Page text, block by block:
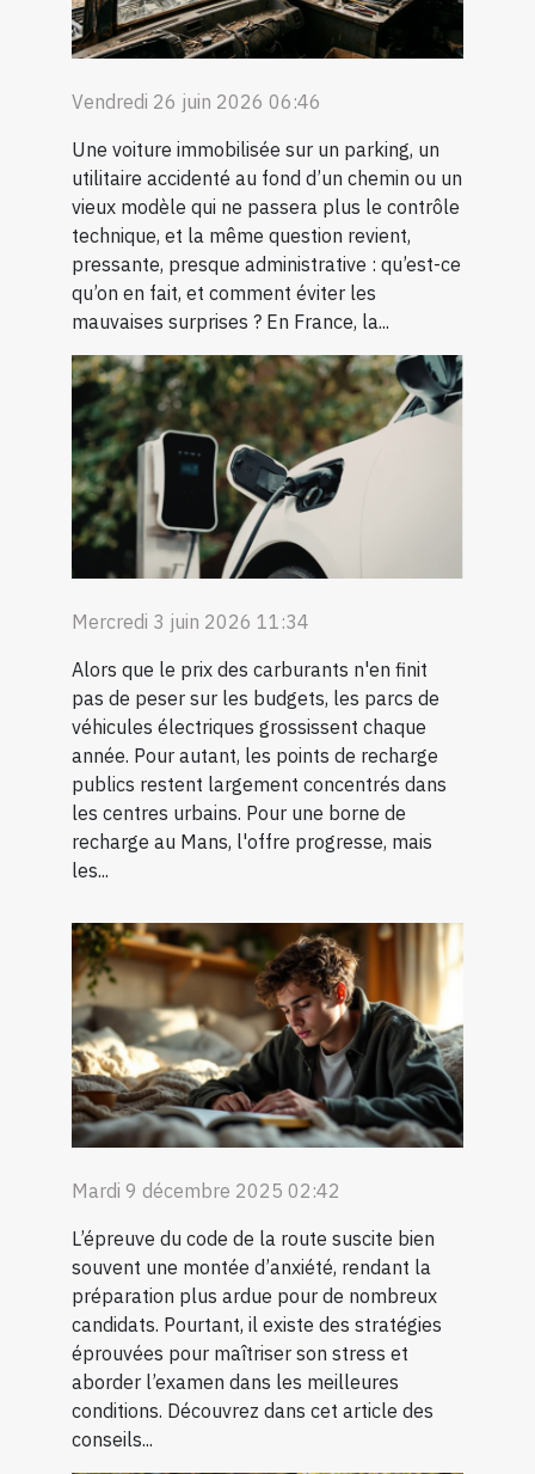
Vendredi 26 juin 2026 06:46
Une voiture immobilisée sur un parking, un
utilitaire accidenté au fond d’un chemin ou un
vieux modèle qui ne passera plus le contrôle
technique, et la même question revient,
pressante, presque administrative : qu’est-ce
qu’on en fait, et comment éviter les
mauvaises surprises ? En France, la...
Mercredi 3 juin 2026 11:34
Alors que le prix des carburants n'en finit
pas de peser sur les budgets, les parcs de
véhicules électriques grossissent chaque
année. Pour autant, les points de recharge
publics restent largement concentrés dans
les centres urbains. Pour une borne de
recharge au Mans, l'offre progresse, mais
les...
Mardi 9 décembre 2025 02:42
L’épreuve du code de la route suscite bien
souvent une montée d’anxiété, rendant la
préparation plus ardue pour de nombreux
candidats. Pourtant, il existe des stratégies
éprouvées pour maîtriser son stress et
aborder l’examen dans les meilleures
conditions. Découvrez dans cet article des
conseils...